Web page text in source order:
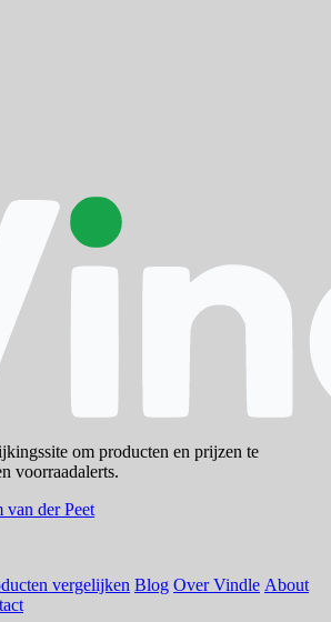
om producten en prijzen te
voorraadalerts.
van der Peet
vergelijken Blog Over Vindle About